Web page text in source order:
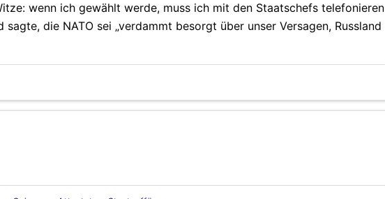
wenn ich gewählt werde, muss ich mit den Staatschefs telefonieren
die NATO sei „verdammt besorgt über unser Versagen, Russland